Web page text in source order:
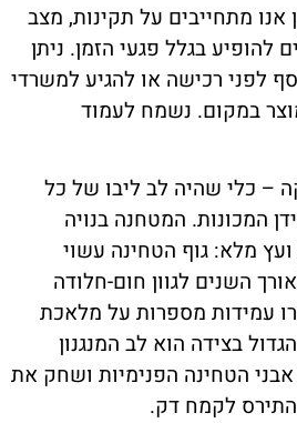
אנו מתחייבים על תקינות, מצב
להופיע בגלל פגעי הזמן. ניתן
לפני רכישה או להגיע למשרדי
במקום. נשמח לעמוד
– כלי שהיה לב ליבו של כל
המכונות. המטחנה בנויה
מלא: גוף הטחינה עשוי
השנים לגוון חום-חלודה
עמידות מספרות על מלאכת
בצידה הוא לב המנגנון
אבני הטחינה הפנימיות ושחק את
לקמח דק.